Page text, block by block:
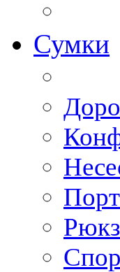
Сумки